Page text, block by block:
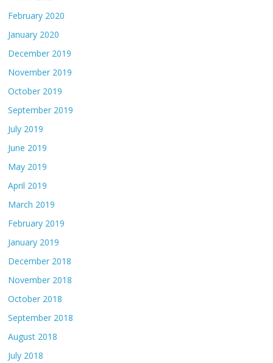
February 2020
January 2020
December 2019
November 2019
October 2019
September 2019
July 2019
June 2019
May 2019
April 2019
March 2019
February 2019
January 2019
December 2018
November 2018
October 2018
September 2018
August 2018
July 2018